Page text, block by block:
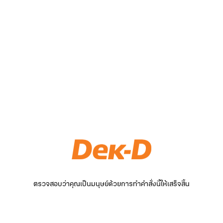
ตรวจสอบว่าคุณเป็นมนุษย์ด้วยการทำคำสั่งนี้ให้เสร็จสิ้น